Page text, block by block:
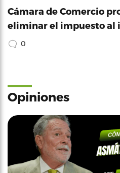
Cámara de Comercio
eliminar el impuesto al
0
Opiniones